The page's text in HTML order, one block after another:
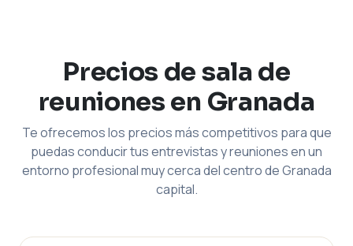
Precios de sala de
reuniones en Granada
Te ofrecemos los precios más competitivos para que
puedas conducir tus entrevistas y reuniones en un
entorno profesional muy cerca del centro de Granada
capital.